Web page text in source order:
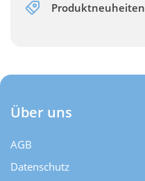
Produktneuheiten
Über uns
AGB
Datenschutz